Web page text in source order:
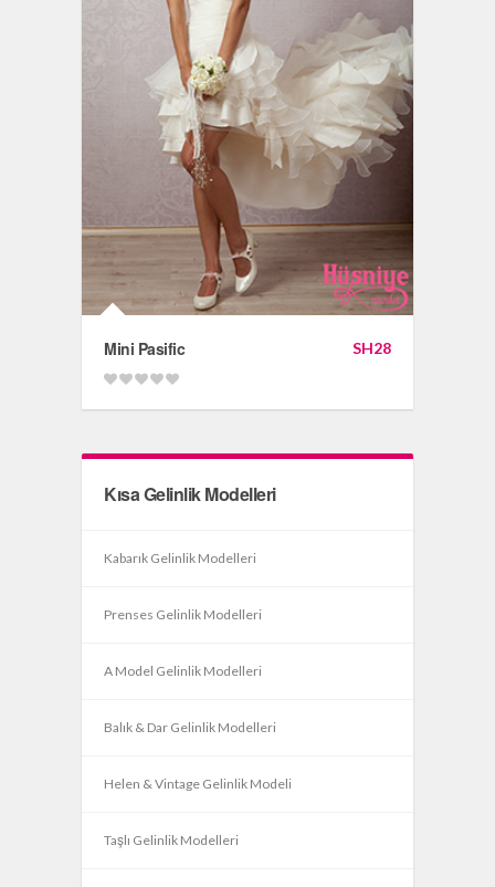
SH28
Mini Pasific
Kısa Gelinlik Modelleri
Kabarık Gelinlik Modelleri
Prenses Gelinlik Modelleri
A Model Gelinlik Modelleri
Balık & Dar Gelinlik Modelleri
Helen & Vintage Gelinlik Modeli
Taşlı Gelinlik Modelleri